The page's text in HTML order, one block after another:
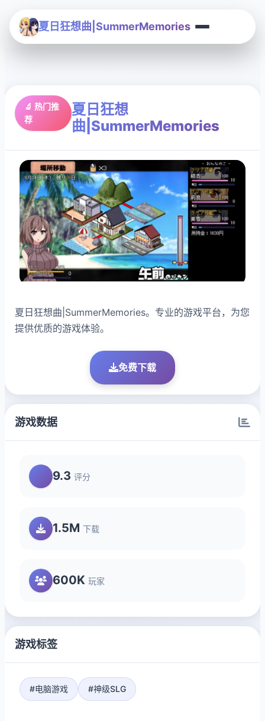
夏日狂想曲|SummerMemories
🔬 热门推
荐
夏日狂想
曲|SummerMemories
夏日狂想曲|SummerMemories。专业的游戏平台，为您
提供优质的游戏体验。
免费下载
游戏数据
9.3 评分
1.5M 下载
600K 玩家
游戏标签
#电脑游戏 #神级SLG